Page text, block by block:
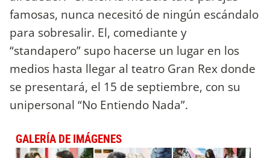
famosas, nunca necesitó de ningún escándalo
para sobresalir. El, comediante y
“standapero” supo hacerse un lugar en los
medios hasta llegar al teatro Gran Rex donde
se presentará, el 15 de septiembre, con su
unipersonal “No Entiendo Nada”.
GALERÍA DE IMÁGENES